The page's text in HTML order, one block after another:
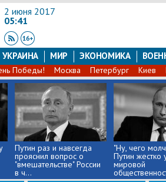
2 июня 2017
05:41
УКРАИНА МИР ЭКОНОМИКА
Победы! Москва Петербург Киев
Путин раз и навсегда
прояснил вопрос о
"вмешательстве" России
в ч...
"Ну, чего
Путин жестко
мировой